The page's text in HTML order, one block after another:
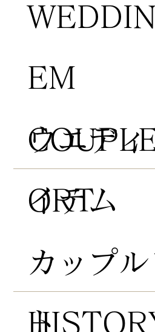
ORT
カップ
ト
EM
ウエデ
イテム